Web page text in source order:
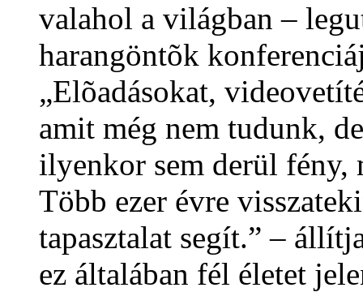
valahol a világban –
harangöntõk
„Elõadásokat,
amit még nem tudunk,
ilyenkor sem derül fény,
Több ezer évre
tapasztalat segít.” –
ez általában fél életet